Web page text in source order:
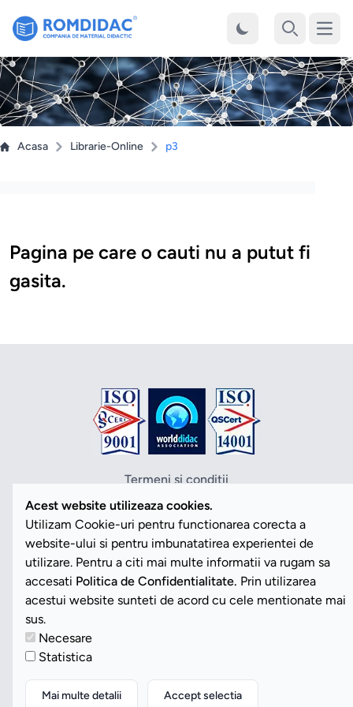
Acasa Librarie-Online p3
Pagina pe care o cauti nu a putut fi
gasita.
Termeni si conditii
Politica de confidentialitate
Politica cookies
ANPC
SOL
SAL
Vezi Cookies
Copyright ©2026 Romdidac SA. Toate drepturile rezervate
Acest website utilizeaza cookies.
Utilizam Cookie-uri pentru functionarea corecta a
website-ului si pentru imbunatatirea experientei de
utilizare. Pentru a citi mai multe informatii va rugam sa
accesati Politica de Confidentialitate. Prin utilizarea
acestui website sunteti de acord cu cele mentionate mai
sus.
Necesare
Statistica
Mai multe detalii Accept selectia